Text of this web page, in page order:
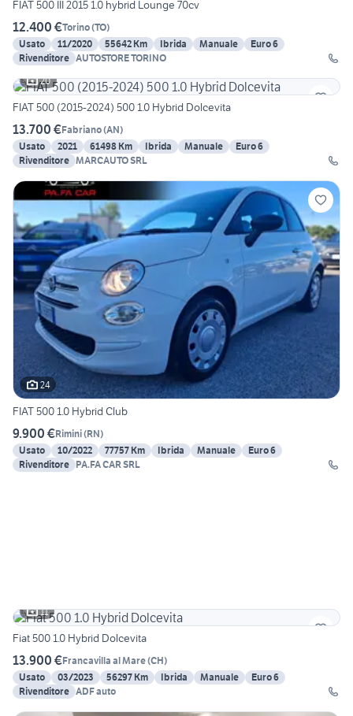
FIAT 500 III 2015 1.0 hybrid Lounge 70cv
12.400 €Torino(TO)
Usato
11/2020 55642 Km Ibrida Manuale
Euro 6
Rivenditore AUTOSTORE TORINO
20
FIAT 500 (2015-2024) 500 1.0 Hybrid Dolcevita
13.700 €Fabriano(AN)
Usato
2021 61498 Km Ibrida Manuale
Euro 6
Rivenditore MARCAUTO SRL
24
FIAT 500 1.0 Hybrid Club
9.900 €Rimini(RN)
Usato
10/2022 77757 Km Ibrida Manuale
Euro 6
Rivenditore PA.FA CAR SRL
11
Fiat 500 1.0 Hybrid Dolcevita
13.900 €Francavilla al Mare(CH)
Usato
03/2023 56297 Km Ibrida Manuale
Euro 6
Rivenditore ADF auto